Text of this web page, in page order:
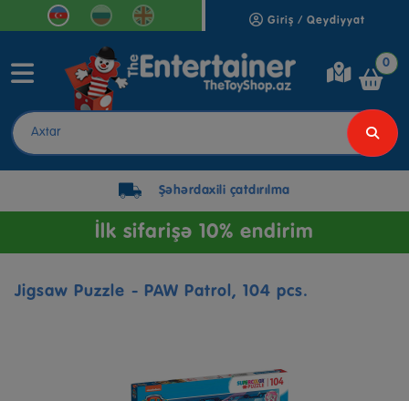
Giriş / Qeydiyyat
0
Şəhərdaxili çatdırılma
İlk sifarişə 10% endirim
Jigsaw Puzzle - PAW Patrol, 104 pcs.